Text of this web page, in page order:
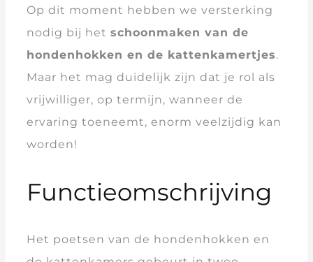
Op dit moment hebben we versterking
nodig bij het schoonmaken van de
hondenhokken en de kattenkamertjes.
Maar het mag duidelijk zijn dat je rol als
vrijwilliger, op termijn, wanneer de
ervaring toeneemt, enorm veelzijdig kan
worden!
Functieomschrijving
Het poetsen van de hondenhokken en